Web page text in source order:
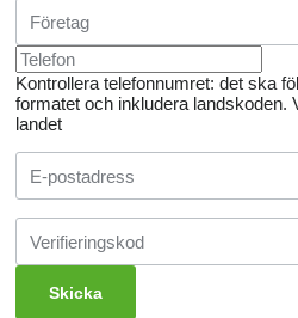
Kontrollera telefonnumret: det ska
formatet och inkludera landskoden.
landet